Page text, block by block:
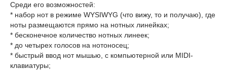
Среди его возможностей:
* набор нот в режиме WYSIWYG (что вижу, то и получаю), где
ноты размещаются прямо на нотных линейках;
* бесконечное количество нотных линеек;
* до четырех голосов на нотоносец;
* быстрый ввод нот мышью, с компьютерной или MIDI-
клавиатуры;